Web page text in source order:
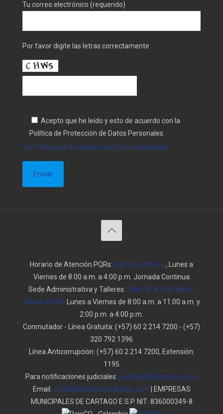
Tu correo electrónico (requerido)
Por favor digite las letras correctamente
Acepto que he leído y esto de acuerdo con la
Política de Protección de Datos Personales.
Ver Política de Protección de Datos Personales
Horario de Atención PQRs: Carrera 5 #6-44, Lunes a
Viernes de 8:00 a.m. a 4:00 p.m. Jornada Continua
Sede Administrativa y Talleres: Calle 1E #1-00, Barrio
Brisas del Rio Lunes a Viernes de 8:00 a.m. a 11:00 a.m. y
2:00 p.m. a 4:00 p.m.
Conmutador - Línea Gratuita: (+57) 60 2 214 7200 - (+57)
320 792 1396
Línea Anticorrupción: (+57) 60 2 214 7200, Extensión:
1195
Para notificaciones judiciales: juridica@emcartago.com
Email: contactenos@emcartago.com | EMPRESAS
MUNICIPALES DE CARTAGO E.S.P. NIT: 836000349-8